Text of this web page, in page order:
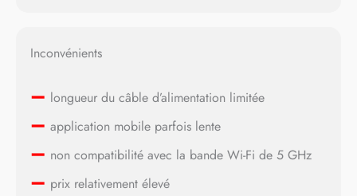
Inconvénients
– longueur du câble d’alimentation limitée
– application mobile parfois lente
– non compatibilité avec la bande Wi-Fi de 5 GHz
– prix relativement élevé